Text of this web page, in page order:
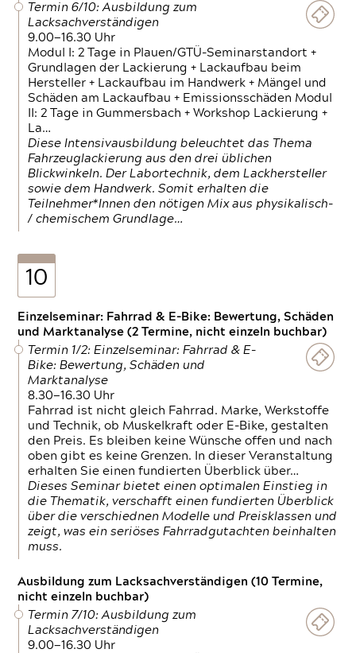
Termin 6/10: Ausbildung zum
Lacksachverständigen
9.00—16.30 Uhr
Modul I: 2 Tage in Plauen/GTÜ-Seminarstandort +
Grundlagen der Lackierung + Lackaufbau beim
Hersteller + Lackaufbau im Handwerk + Mängel und
Schäden am Lackaufbau + Emissionsschäden Modul
II: 2 Tage in Gummersbach + Workshop Lackierung +
La…
Diese Intensivausbildung beleuchtet das Thema
Fahrzeuglackierung aus den drei üblichen
Blickwinkeln. Der Labortechnik, dem Lackhersteller
sowie dem Handwerk. Somit erhalten die
Teilnehmer*Innen den nötigen Mix aus physikalisch-
/ chemischem Grundlage…
10
Einzelseminar: Fahrrad & E-Bike: Bewertung, Schäden
und Marktanalyse (2 Termine, nicht einzeln buchbar)
Termin 1/2: Einzelseminar: Fahrrad & E-
Bike: Bewertung, Schäden und
Marktanalyse
8.30—16.30 Uhr
Fahrrad ist nicht gleich Fahrrad. Marke, Werkstoffe
und Technik, ob Muskelkraft oder E-Bike, gestalten
den Preis. Es bleiben keine Wünsche offen und nach
oben gibt es keine Grenzen. In dieser Veranstaltung
erhalten Sie einen fundierten Überblick über…
Dieses Seminar bietet einen optimalen Einstieg in
die Thematik, verschafft einen fundierten Überblick
über die verschiednen Modelle und Preisklassen und
zeigt, was ein seriöses Fahrradgutachten beinhalten
muss.
Ausbildung zum Lacksachverständigen (10 Termine,
nicht einzeln buchbar)
Termin 7/10: Ausbildung zum
Lacksachverständigen
9.00—16.30 Uhr